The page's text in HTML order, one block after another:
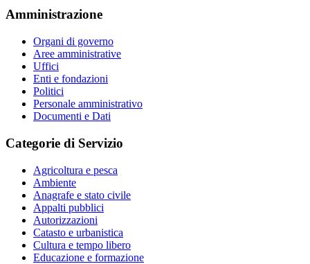
Amministrazione
Organi di governo
Aree amministrative
Uffici
Enti e fondazioni
Politici
Personale amministrativo
Documenti e Dati
Categorie di Servizio
Agricoltura e pesca
Ambiente
Anagrafe e stato civile
Appalti pubblici
Autorizzazioni
Catasto e urbanistica
Cultura e tempo libero
Educazione e formazione